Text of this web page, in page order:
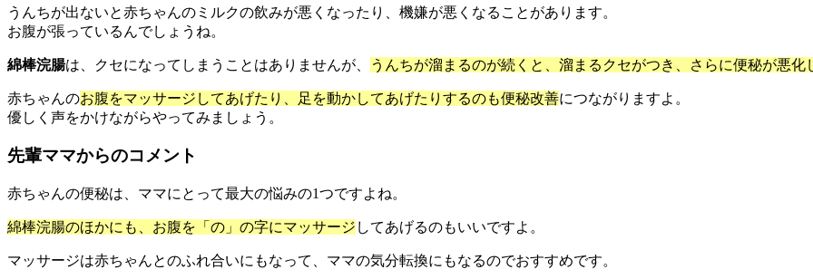
うんちが出ないと赤ちゃんのミルクの飲みが悪くなったり、機嫌が悪くなることがあります。
お腹が張っているんでしょうね。
綿棒浣腸は、クセになってしまうことはありませんが、 うんちが溜まるのが続くと、溜まるクセがつき、さらに便秘が悪化
赤ちゃんのお腹をマッサージしてあげたり、足を動かしてあげたりするのも便秘改善につながりますよ。
優しく声をかけながらやってみましょう。
先輩ママからのコメント
赤ちゃんの便秘は、ママにとって最大の悩みの1つですよね。
綿棒浣腸のほかにも、お腹を「の」の字にマッサージ してあげるのもいいですよ。
マッサージは赤ちゃんとのふれ合いにもなって、ママの気分転換にもなるのでおすすめです。